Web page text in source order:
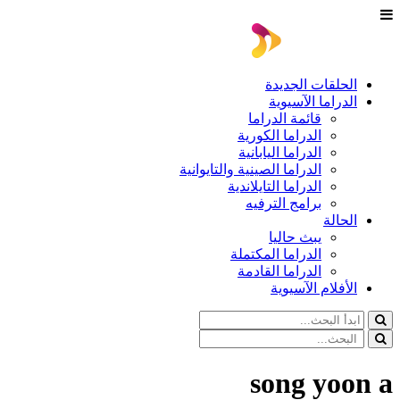
الحلقات الجديدة
الدراما الآسيوية
قائمة الدراما
الدراما الكورية
الدراما اليابانية
الدراما الصينية والتايوانية
الدراما التايلاندية
برامج الترفيه
الحالة
يبث حاليا
الدراما المكتملة
الدراما القادمة
الأفلام الآسيوية
song yoon a